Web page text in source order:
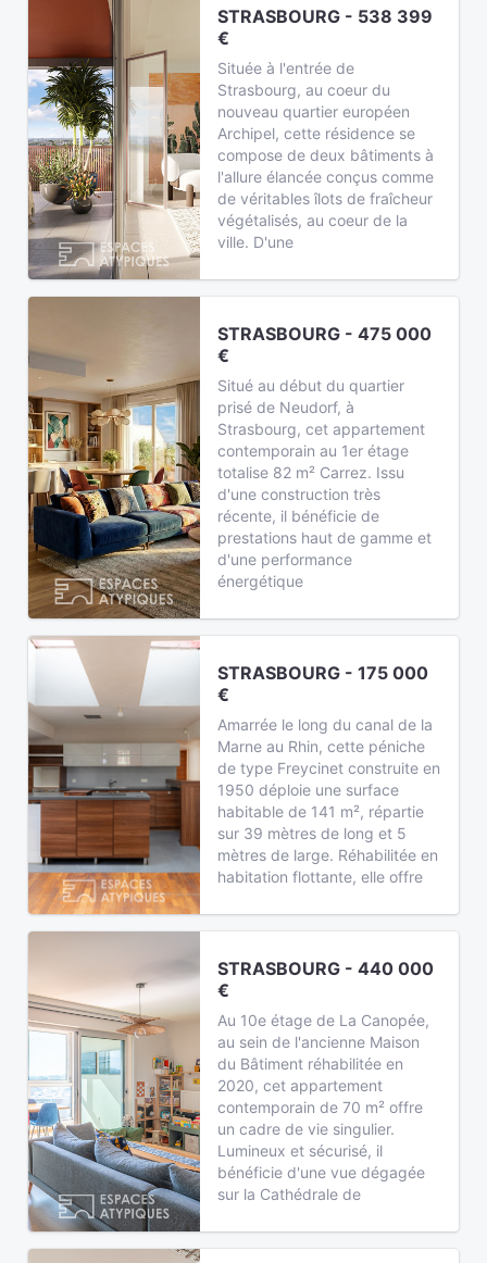
STRASBOURG - 538 399
€
Située à l'entrée de
Strasbourg, au coeur du
nouveau quartier européen
Archipel, cette résidence se
compose de deux bâtiments à
l'allure élancée conçus comme
de véritables îlots de fraîcheur
végétalisés, au coeur de la
ville. D'une
STRASBOURG - 475 000
€
Situé au début du quartier
prisé de Neudorf, à
Strasbourg, cet appartement
contemporain au 1er étage
totalise 82 m² Carrez. Issu
d'une construction très
récente, il bénéficie de
prestations haut de gamme et
d'une performance
énergétique
STRASBOURG - 175 000
€
Amarrée le long du canal de la
Marne au Rhin, cette péniche
de type Freycinet construite en
1950 déploie une surface
habitable de 141 m², répartie
sur 39 mètres de long et 5
mètres de large. Réhabilitée en
habitation flottante, elle offre
STRASBOURG - 440 000
€
Au 10e étage de La Canopée,
au sein de l'ancienne Maison
du Bâtiment réhabilitée en
2020, cet appartement
contemporain de 70 m² offre
un cadre de vie singulier.
Lumineux et sécurisé, il
bénéficie d'une vue dégagée
sur la Cathédrale de